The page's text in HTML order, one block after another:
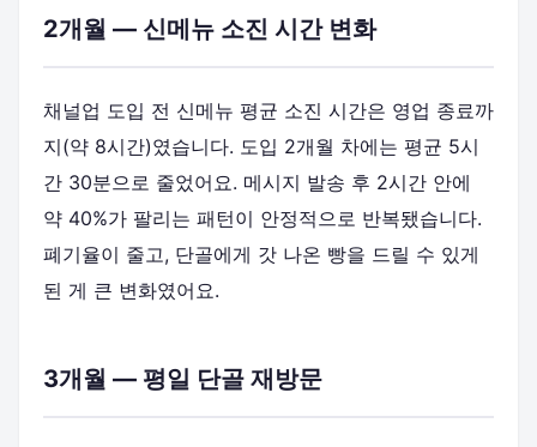
2개월 — 신메뉴 소진 시간 변화
채널업 도입 전 신메뉴 평균 소진 시간은 영업 종료까
지(약 8시간)였습니다. 도입 2개월 차에는 평균 5시
간 30분으로 줄었어요. 메시지 발송 후 2시간 안에
약 40%가 팔리는 패턴이 안정적으로 반복됐습니다.
폐기율이 줄고, 단골에게 갓 나온 빵을 드릴 수 있게
된 게 큰 변화였어요.
3개월 — 평일 단골 재방문